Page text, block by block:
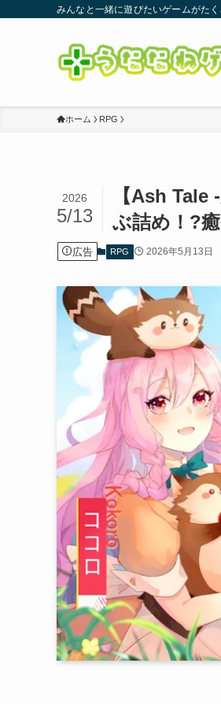
みんなと一緒に遊びたいゲームがたく
ホーム RPG
【Ash
ぶ詰め！?
2026
5/13
広告 RPG 2026年5月13日